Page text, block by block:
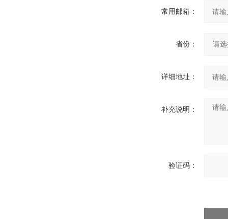
常用邮箱：
省份：
详细地址：
补充说明：
验证码：